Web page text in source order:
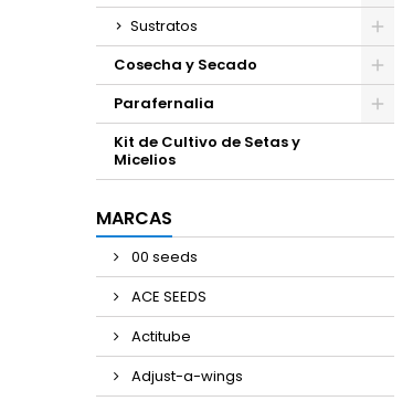
Sustratos
Cosecha y Secado
Parafernalia
Kit de Cultivo de Setas y
Micelios
MARCAS
00 seeds
ACE SEEDS
Actitube
Adjust-a-wings